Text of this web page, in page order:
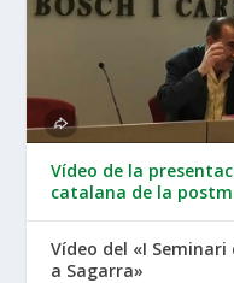
Vídeo de la
catalana de la
Vídeo del «I
a Sagarra»